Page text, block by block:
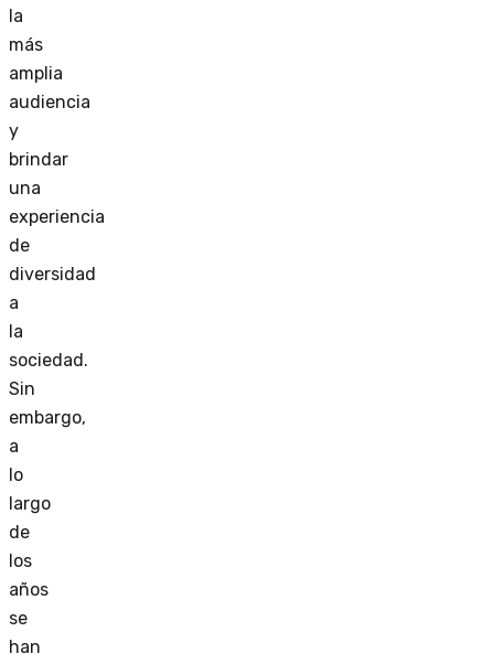
la
más
amplia
audiencia
y
brindar
una
experiencia
de
diversidad
a
la
sociedad.
Sin
embargo,
a
lo
largo
de
los
años
se
han